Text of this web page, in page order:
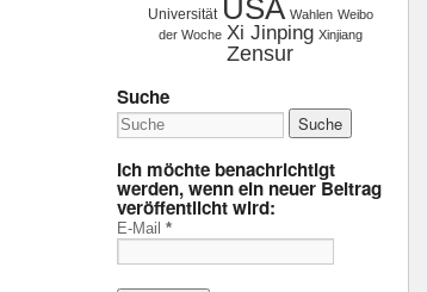
Universität USA Wahlen Weibo
der Woche Xi Jinping Xinjiang
Zensur
Suche
Ich möchte benachrichtigt
werden, wenn ein neuer Beitrag
veröffentlicht wird:
E-Mail *